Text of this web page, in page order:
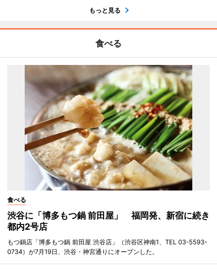
もっと見る
食べる
食べる
渋谷に「博多もつ鍋 前田屋」 福岡発、新宿に続き
都内2号店
もつ鍋店「博多もつ鍋 前田屋 渋谷店」（渋谷区神南1、TEL 03-5593-
0734）が7月19日、渋谷・神宮通りにオープンした。